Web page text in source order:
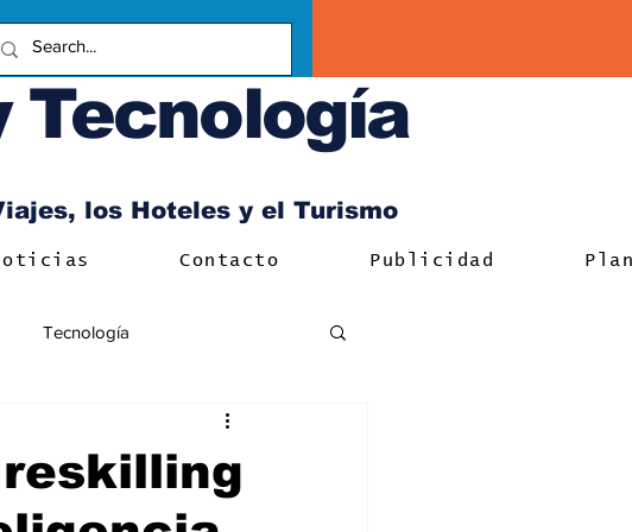
Tecnología
los Hoteles y el Turismo
Contacto Publicidad
Tecnología